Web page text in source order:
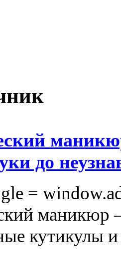
до
=
маникюр
кутикулы